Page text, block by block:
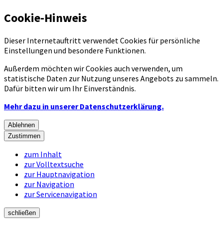
Cookie-Hinweis
Dieser Internetauftritt verwendet Cookies für persönliche
Einstellungen und besondere Funktionen.
Außerdem möchten wir Cookies auch verwenden, um
statistische Daten zur Nutzung unseres Angebots zu sammeln.
Dafür bitten wir um Ihr Einverständnis.
Mehr dazu in unserer Datenschutzerklärung.
Ablehnen
Zustimmen
zum Inhalt
zur Volltextsuche
zur Hauptnavigation
zur Navigation
zur Servicenavigation
schließen